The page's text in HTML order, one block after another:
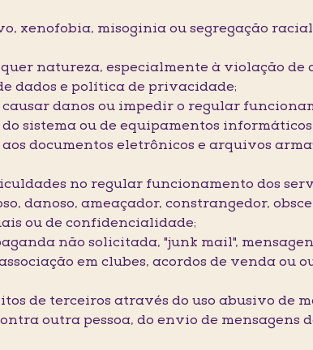
xenofobia, misoginia ou segregação
natureza, especialmente à violação de
dados e política de privacidade;
danos ou impedir o regular
sistema ou de equipamentos
documentos eletrônicos e arquivos
no regular funcionamento dos
danoso, ameaçador, constrangedor,
ou de confidencialidade;
não solicitada, "junk mail",
em clubes, acordos de venda ou
de terceiros através do uso abusivo de
outra pessoa, do envio de mensagens